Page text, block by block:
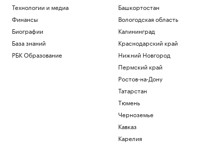
Технологии и медиа
Финансы
Биографии
База знаний
РБК Образование
Башкортостан
Вологодская область
Калининград
Краснодарский край
Нижний Новгород
Пермский край
Ростов-на-Дону
Татарстан
Тюмень
Черноземье
Кавказ
Карелия